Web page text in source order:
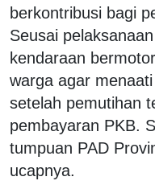
berkontribusi bagi
Seusai
kendaraan
warga agar
setelah pemutihan
pembayaran PKB.
tumpuan PAD
ucapnya.